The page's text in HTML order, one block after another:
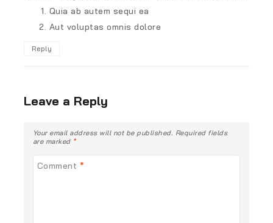
Quia ab autem sequi ea
Aut voluptas omnis dolore
Reply
Leave a Reply
Your email address will not be published. Required fields
are marked *
Comment *